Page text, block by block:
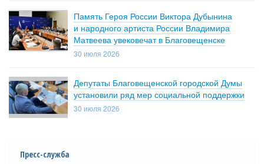
Память Героя России Виктора Дубынина
и народного артиста России Владимира
Матвеева увековечат в Благовещенске
30 июля 2026
Депутаты Благовещенской городской Думы
установили ряд мер социальной поддержки
30 июля 2026
Пресс-служба